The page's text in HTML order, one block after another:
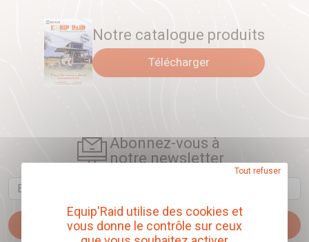
Notre catalogue produits
Télécharger
Abonnez-vous à
notre newsletter
Email
Je m'abonne
Equip'Raid utilise des cookies et
vous donne le contrôle sur ceux
Tout refuser